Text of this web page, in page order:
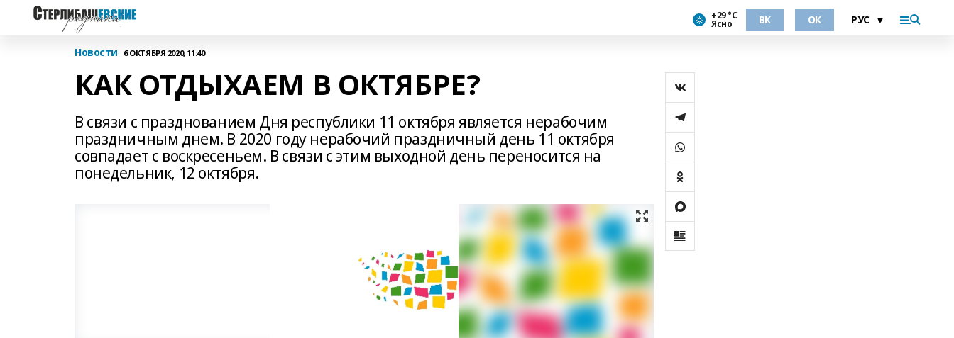
+29 °С
Ясно ВК ОК
Новости 6 ОКТЯБРЯ 2020, 11:40
КАК ОТДЫХАЕМ В ОКТЯБРЕ?
В связи с празднованием Дня республики 11 октября является нерабочим
праздничным днем. В 2020 году нерабочий праздничный день 11 октября
совпадает с воскресеньем. В связи с этим выходной день переносится на
понедельник, 12 октября.